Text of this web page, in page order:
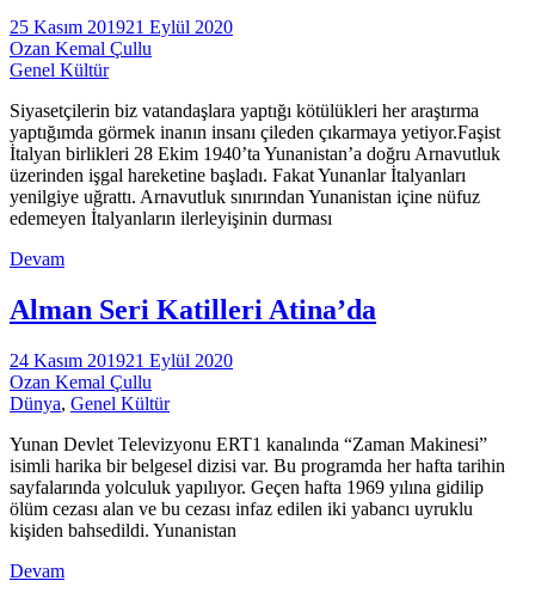
25 Kasım 201921 Eylül 2020
Ozan Kemal Çullu
Genel Kültür
Siyasetçilerin biz vatandaşlara yaptığı kötülükleri her araştırma
yaptığımda görmek inanın insanı çileden çıkarmaya yetiyor.Faşist
İtalyan birlikleri 28 Ekim 1940’ta Yunanistan’a doğru Arnavutluk
üzerinden işgal hareketine başladı. Fakat Yunanlar İtalyanları
yenilgiye uğrattı. Arnavutluk sınırından Yunanistan içine nüfuz
edemeyen İtalyanların ilerleyişinin durması
Devam
Alman Seri Katilleri Atina’da
24 Kasım 201921 Eylül 2020
Ozan Kemal Çullu
Dünya, Genel Kültür
Yunan Devlet Televizyonu ERT1 kanalında “Zaman Makinesi”
isimli harika bir belgesel dizisi var. Bu programda her hafta tarihin
sayfalarında yolculuk yapılıyor. Geçen hafta 1969 yılına gidilip
ölüm cezası alan ve bu cezası infaz edilen iki yabancı uyruklu
kişiden bahsedildi. Yunanistan
Devam